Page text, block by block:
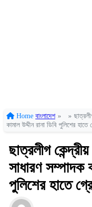
Home বাংলাদেশ » »
কামাল উদ্দীন রানা ডিবি পুলিশের হাতে
ছাত্রলীগ কেন্দ্রীয়
সাধারণ সম্পাদক
পুলিশের হাতে